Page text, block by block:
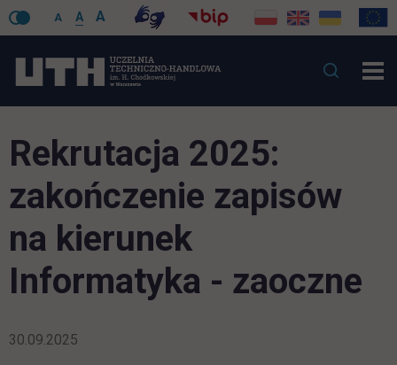
A A A
Rekrutacja 2025:
zakończenie zapisów
na kierunek
Informatyka - zaoczne
30.09.2025